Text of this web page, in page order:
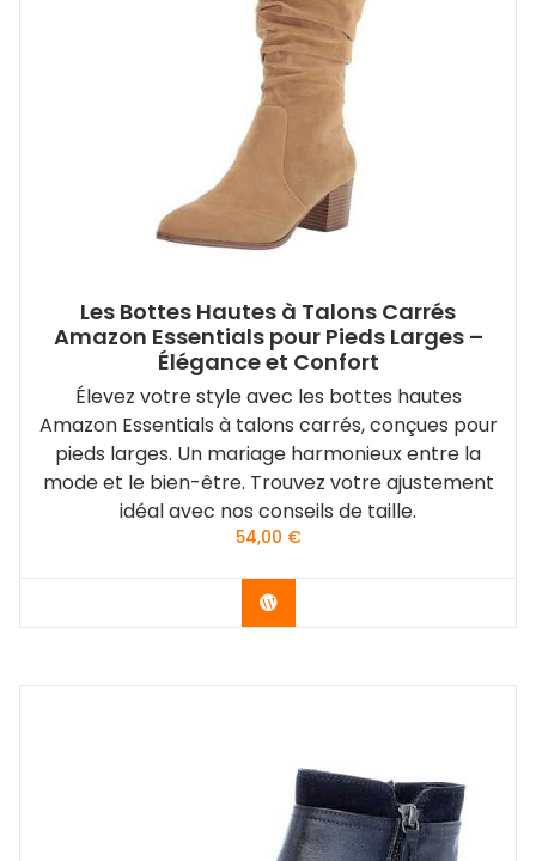
Les Bottes Hautes à Talons Carrés
Amazon Essentials pour Pieds Larges –
Élégance et Confort
Élevez votre style avec les bottes hautes
Amazon Essentials à talons carrés, conçues pour
pieds larges. Un mariage harmonieux entre la
mode et le bien-être. Trouvez votre ajustement
idéal avec nos conseils de taille.
54,00 €
Vérifier le dernier prix